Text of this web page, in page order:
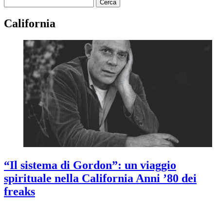
California
“Il sistema di Gordon”: un viaggio
spirituale nella California Anni ’80 dei
freaks